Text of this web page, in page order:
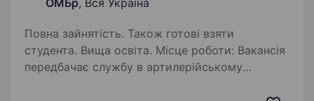
ОМБр, Вся Україна
Повна зайнятість. Також готові взяти
студента. Вища освіта. Місце роботи: Вакансія
передбачає службу в артилерійському